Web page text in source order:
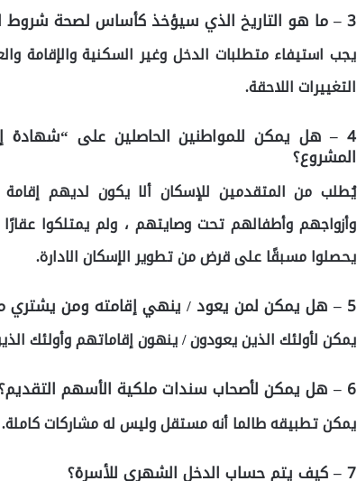
3 – ما هو التاريخ الذي سيؤخذ كأساس لصحة شروط التقديم؟
يجب استيفاء متطلبات الدخل وغير السكنية والإقامة
التغييرات اللاحقة.
4 – هل يمكن للمواطنين الحاصلين على
المشروع؟
يُطلب من المتقدمين للإسكان ألا يكون لديهم
وأزواجهم وأطفالهم تحت وصايتهم ، ولم يمتلكوا
يحصلوا مسبقًا على قرض من تطوير الإسكان الادارة.
5 – هل يمكن لمن يعود / ينهي إقامته ومن يشتري محل عمل التقديم؟
يمكن لأولئك الذين يعودون / ينهون إقاماتهم وأولئك
6 – هل يمكن لأصحاب سندات ملكية الأسهم التقديم؟
يمكن تطبيقه طالما أنه مستقل وليس له مشاركات كاملة.
7 – كيف يتم حساب الدخل الشهري للأسرة؟